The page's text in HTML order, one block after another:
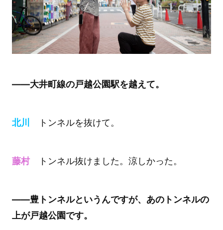
――大井町線の戸越公園駅を越えて。
北川 トンネルを抜けて。
藤村トンネル抜けました。涼しかった。
――豊トンネルというんですが、あのトンネルの
上が戸越公園です。